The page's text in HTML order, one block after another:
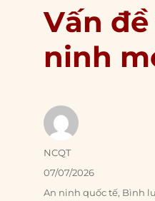
Vấn
ninh
Author
NCQT
Posted
07/07/2026
Categories
An ninh quốc tế, Bình